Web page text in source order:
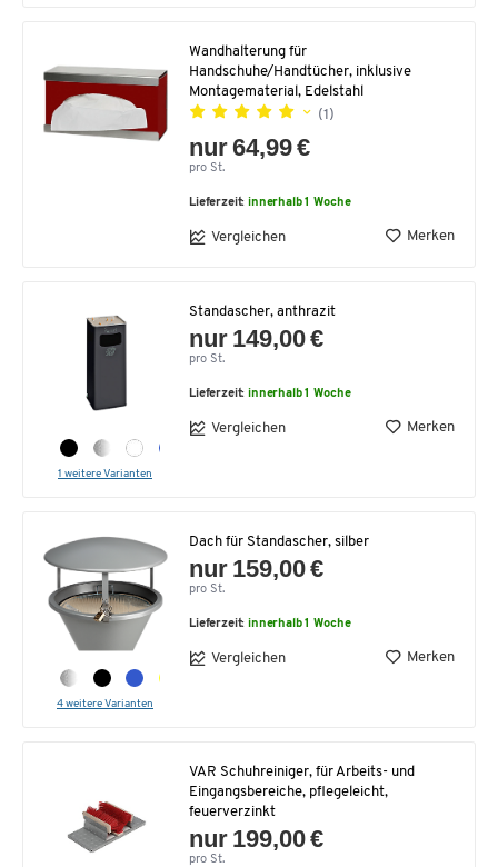
Wandhalterung für
Handschuhe/Handtücher, inklusive
Montagematerial, Edelstahl
(1)
nur 64,99 €
pro St.
Lieferzeit:innerhalb 1 Woche
Vergleichen Merken
1 weitere Varianten
Standascher, anthrazit
nur 149,00 €
pro St.
Lieferzeit:innerhalb 1 Woche
Vergleichen Merken
4 weitere Varianten
Dach für Standascher, silber
nur 159,00 €
pro St.
Lieferzeit:innerhalb 1 Woche
Vergleichen Merken
VAR Schuhreiniger, für Arbeits- und
Eingangsbereiche, pflegeleicht,
feuerverzinkt
nur 199,00 €
pro St.